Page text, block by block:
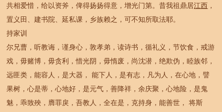
共相爱惜，给以资斧，俾得扬扬得意，增光门第。昔我祖鼎居江西 ，
置义田、建书院、延私课，乡族赖之，可不知所取法耶。
持家训
尔兄曹，听教诲，谨身心，敦孝弟，读诗书，循礼义，节饮食，戒游
戏，毋赌博，毋贪利，惜光阴，毋惰废，尚沈潜，绝欺伪，睦族邻，
远匪类，能容人，是大器， 能下人，是有志，凡为人，在心地，譬
果树，心是蒂，心地好，是元气，善降祥，余庆聚，心地险，是鬼
魅，乖致殃，膺罪戾，吾教人，全在是，克持身，能善世， 将斯